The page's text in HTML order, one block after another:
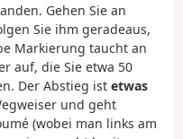
Gehen Sie an
Sie ihm geradeaus,
Markierung taucht an
auf, die Sie etwa 50
Der Abstieg ist etwas
und geht
(wobei man links am